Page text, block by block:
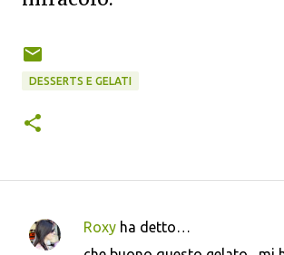
DESSERTS E GELATI
C
Roxy ha detto…